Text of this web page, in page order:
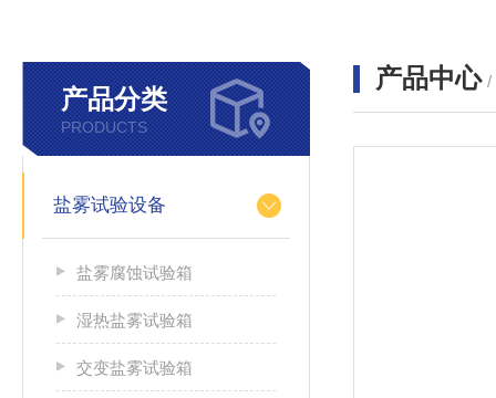
产品分类
PRODUCTS
盐雾试验设备
盐雾腐蚀试验箱
湿热盐雾试验箱
交变盐雾试验箱
产品中心 /